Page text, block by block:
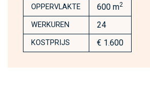
OPPERVLAKTE 600 m2
WERKUREN 24
KOSTPRIJS € 1.600